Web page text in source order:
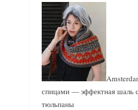
спицами — эффектная шаль
тюльпаны